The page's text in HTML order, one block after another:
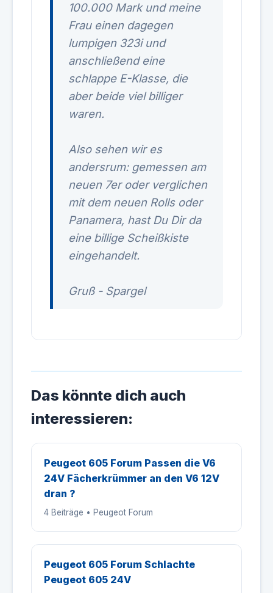
100.000 Mark und meine
Frau einen dagegen
lumpigen 323i und
anschließend eine
schlappe E-Klasse, die
aber beide viel billiger
waren.
Also sehen wir es
andersrum: gemessen am
neuen 7er oder verglichen
mit dem neuen Rolls oder
Panamera, hast Du Dir da
eine billige Scheißkiste
eingehandelt.
Gruß - Spargel
Das könnte dich auch
interessieren:
Peugeot 605 Forum Passen die V6
24V Fächerkrümmer an den V6 12V
dran ?
4 Beiträge • Peugeot Forum
Peugeot 605 Forum Schlachte
Peugeot 605 24V